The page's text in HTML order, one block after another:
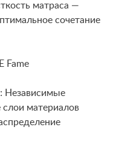
матраса —
сочетание
Fame
Независимые
материалов